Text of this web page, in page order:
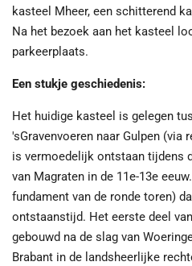
kasteel Mheer, een schitterend
Na het bezoek aan het kasteel
parkeerplaats.
Een stukje geschiedenis:
Het huidige kasteel is gelegen
'sGravenvoeren naar Gulpen (via
is vermoedelijk ontstaan tijdens
van Magraten in de 11e-13e
fundament van de ronde toren)
ontstaanstijd. Het eerste deel
gebouwd na de slag van
Brabant in de landsheerlijke